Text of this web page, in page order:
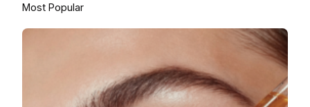
Most Popular